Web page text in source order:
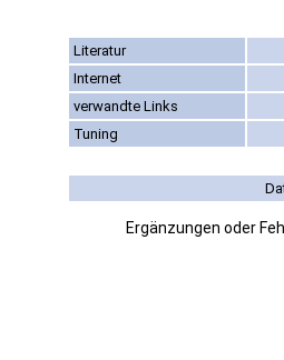
Literatur
Internet
verwandte Links
Tuning
Ergänzungen oder